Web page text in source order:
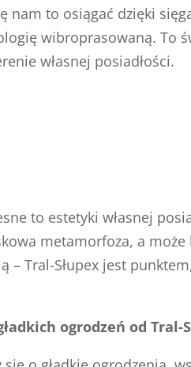
to osiągać dzięki
wibroprasowaną. To
własnej posiadłości.
to estetyki własnej
metamorfoza, a
– Tral-Słupex jest
ogrodzeń od Tral-